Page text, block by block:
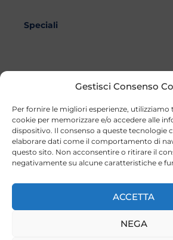
Gestisci Consenso
Per fornire le migliori esperienze,
cookie per memorizzare e/o accedere alle
dispositivo. Il consenso a queste tecnologie
elaborare dati come il comportamento di
questo sito. Non acconsentire o ritirare il
negativamente su alcune caratteristiche e
ACCETTA
NEGA
Speciali
©2023 Tutti i diritti riservati